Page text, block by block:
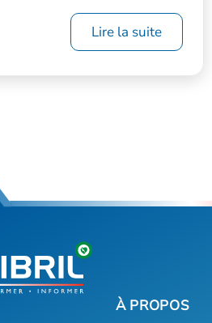
Lire la suite